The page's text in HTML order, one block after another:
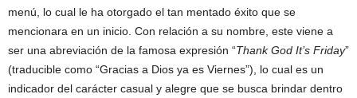
menú, lo cual le ha otorgado el tan mentado éxito que se
mencionara en un inicio. Con relación a su nombre, este viene a
ser una abreviación de la famosa expresión “Thank God It’s Friday”
(traducible como “Gracias a Dios ya es Viernes”), lo cual es un
indicador del carácter casual y alegre que se busca brindar dentro